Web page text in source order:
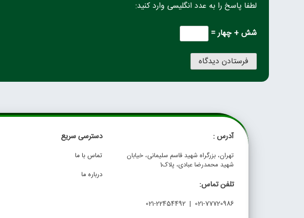
لطفا پاسخ را به عدد انگلیسی وارد کنید:
شش + چهار =
آدرس :
تهران، بزرگراه شهید قاسم سلیمانی، خیابان
شهید محمدرضا عبادی، پلاک1
تلفن تماس:
021-77720986 | 021-22454492
دسترسی سریع
تماس با ما
درباره ما